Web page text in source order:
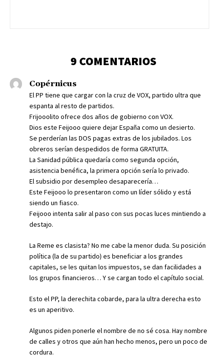
9 COMENTARIOS
Copérnicus
El PP tiene que cargar con la cruz de VOX, partido ultra que
espanta al resto de partidos.
Frijooolito ofrece dos años de gobierno con VOX.
Dios este Feijooo quiere dejar España como un desierto.
Se perderían las DOS pagas extras de los jubilados. Los
obreros serían despedidos de forma GRATUITA.
La Sanidad pública quedaría como segunda opción,
asistencia benéfica, la primera opción sería lo privado.
El subsidio por desempleo desaparecería…
Este Feijooo lo presentaron como un líder sólido y está
siendo un fiasco.
Feijooo intenta salir al paso con sus pocas luces mintiendo a
destajo.
La Reme es clasista? No me cabe la menor duda. Su posición
política (la de su partido) es beneficiar a los grandes
capitales, se les quitan los impuestos, se dan facilidades a
los grupos financieros… Y se cargan todo el capítulo social.
Esto el PP, la derechita cobarde, para la ultra derecha esto
es un aperitivo.
Algunos piden ponerle el nombre de no sé cosa. Hay nombre
de calles y otros que aún han hecho menos, pero un poco de
cordura.